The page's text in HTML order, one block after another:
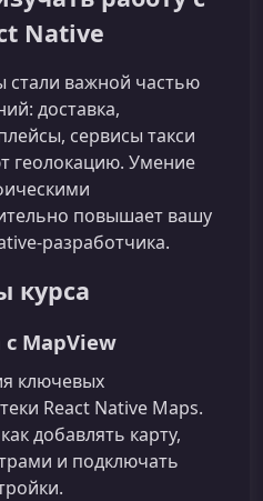
Native
стали важной частью
доставка,
сервисы такси
геолокацию. Умение
повышает вашу
разработчика.
курса
с MapView
ключевых
React Native Maps.
добавлять карту,
и подключать